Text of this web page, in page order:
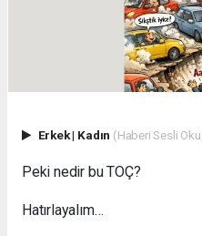
Erkek| Kadın (Haberi Sesli
Peki nedir bu TOÇ?
Hatırlayalım…